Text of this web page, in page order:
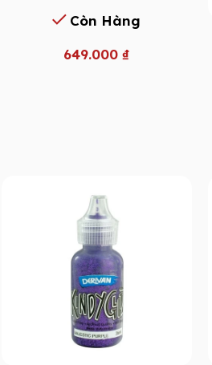
Còn Hàng
649.000₫